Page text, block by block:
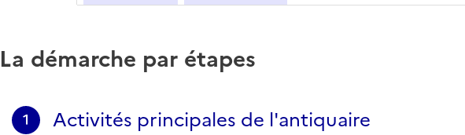
Antiquaire
La démarche par étapes
1 Activités principales de l'antiquaire